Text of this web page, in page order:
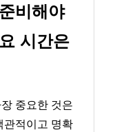
비해야
시간은
중요한 것은
관적이고 명확